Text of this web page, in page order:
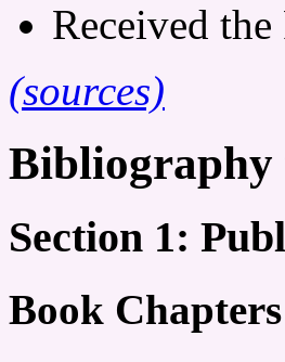
Received
(sources)
Bibliography
Section 1:
Book Chapters